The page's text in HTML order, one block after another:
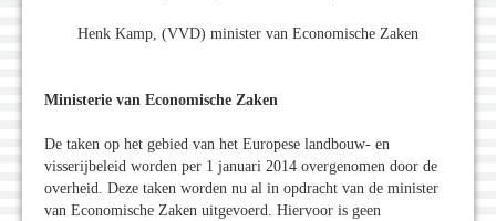
Henk Kamp, (VVD) minister van Economische Zaken
Ministerie van Economische Zaken
De taken op het gebied van het Europese landbouw- en
visserijbeleid worden per 1 januari 2014 overgenomen door de
overheid. Deze taken worden nu al in opdracht van de minister
van Economische Zaken uitgevoerd. Hiervoor is geen